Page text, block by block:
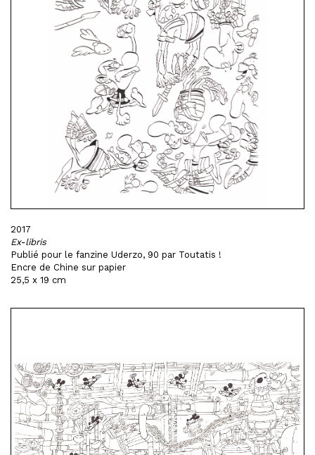
2017
Ex-libris
Publié pour le fanzine Uderzo, 90 par Toutatis !
Encre de Chine sur papier
25,5 x 19 cm